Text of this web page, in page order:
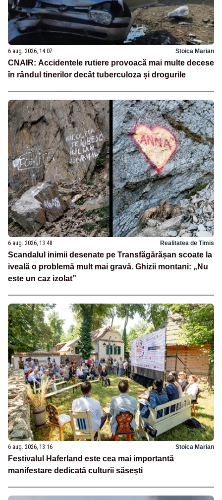
6 aug. 2026, 14:07 Stoica Marian
CNAIR: Accidentele rutiere provoacă mai multe decese
în rândul tinerilor decât tuberculoza și drogurile
6 aug. 2026, 13:48 Realitatea de Timis
Scandalul inimii desenate pe Transfăgărășan scoate la
iveală o problemă mult mai gravă. Ghizii montani: „Nu
este un caz izolat”
6 aug. 2026, 13:16 Stoica Marian
Festivalul Haferland este cea mai importantă
manifestare dedicată culturii săsești